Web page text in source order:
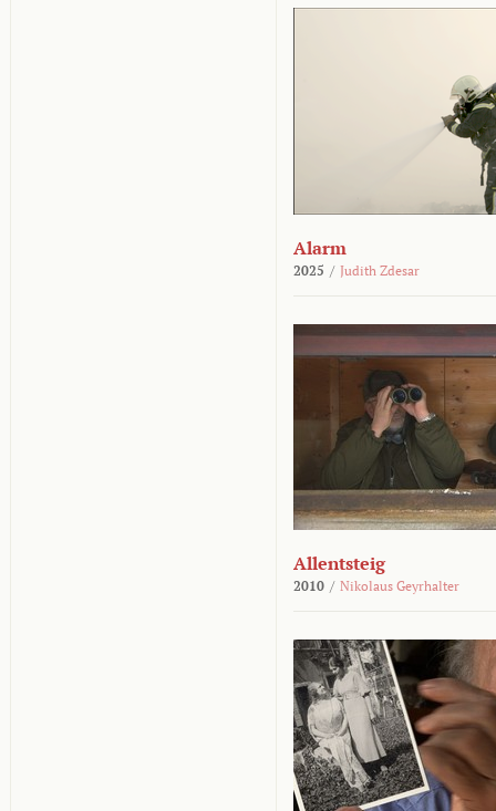
Alarm
2025 / Judith Zdesar
Allentsteig
2010 / Nikolaus Geyrhalter